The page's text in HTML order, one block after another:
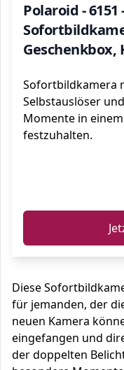
Polaroid -
Geschenkbox,
Sofortbildkamera
Selbstauslöser
Momente in
festzuhalten.
Diese
für jemanden, der
neuen Kamera
eingefangen und
der doppelten